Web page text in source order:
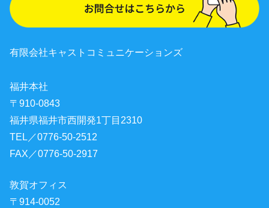
有限会社キャストコミュニケーションズ
福井本社
〒910-0843
福井県福井市西開発1丁目2310
TEL／0776-50-2512
FAX／0776-50-2917
敦賀オフィス
〒914-0052